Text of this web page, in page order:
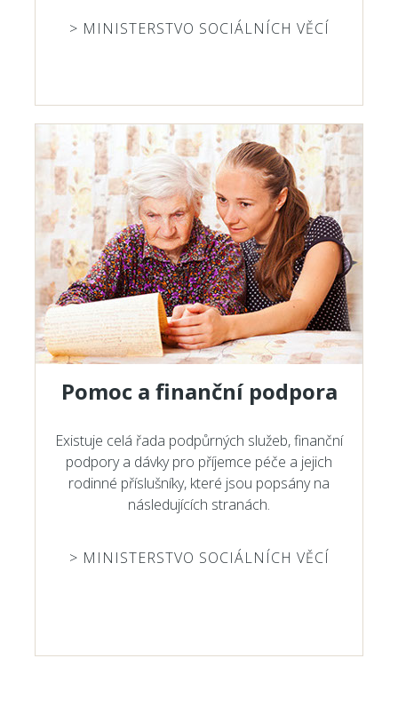
> MINISTERSTVO SOCIÁLNÍCH VĚCÍ
Pomoc a finanční podpora
Existuje celá řada podpůrných služeb, finanční
podpory a dávky pro příjemce péče a jejich
rodinné příslušníky, které jsou popsány na
následujících stranách.
> MINISTERSTVO SOCIÁLNÍCH VĚCÍ